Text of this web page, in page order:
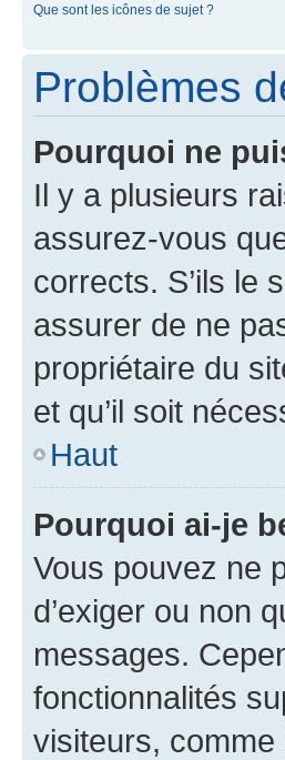
Que sont les icônes de sujet ?
Problèmes
Pourquoi ne
Il y a plusieurs
assurez-vous
corrects. S’ils le
assurer de ne
propriétaire du
et qu’il soit
Haut
Pourquoi ai-je
Vous pouvez ne
d’exiger ou non
messages.
fonctionnalités
visiteurs,